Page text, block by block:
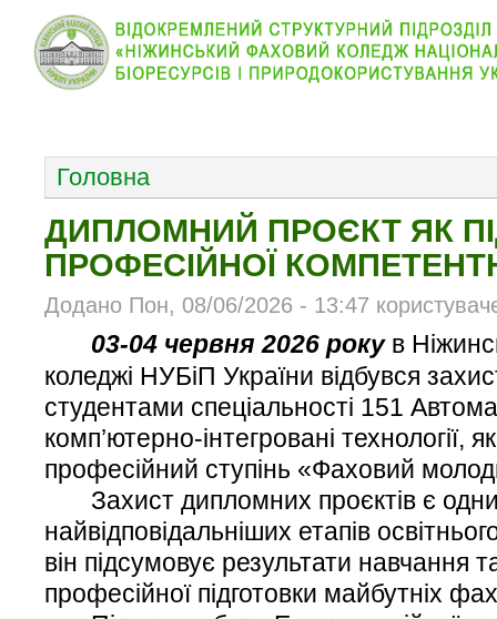
Головна
ДИПЛОМНИЙ ПРОЄКТ ЯК
ПРОФЕСІЙНОЇ
Додано Пон, 08/06/2026 - 13:47
03-04 червня 2026 рокув
коледжі НУБіП України відбувся
студентами спеціальності 151
комп’ютерно-інтегровані технології,
професійний ступінь «Фаховий
Захист дипломних проєктів є
найвідповідальніших етапів
він підсумовує результати навчання
професійної підготовки майбутніх